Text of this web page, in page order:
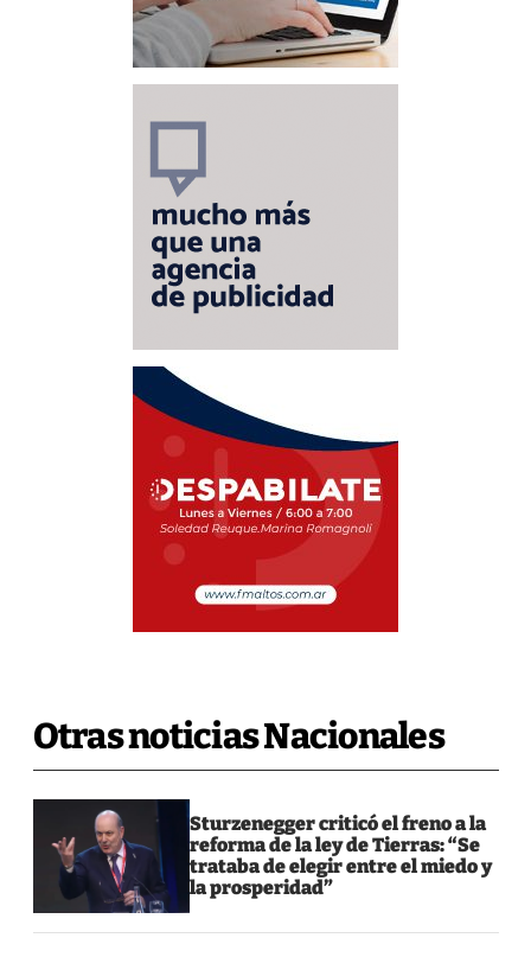
Otras noticias Nacionales
Sturzenegger criticó el freno a la
reforma de la ley de Tierras: “Se
trataba de elegir entre el miedo y
la prosperidad”